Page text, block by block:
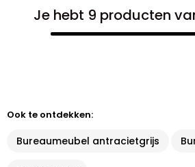
Je hebt 9 producten
Ook te ontdekken:
Bureaumeubel antracietgrijs